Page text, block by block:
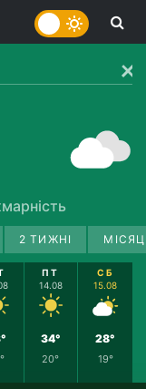
2 ТИЖНІ
ПТ
14.08
34°
20°
СБ
15.08
28°
19°